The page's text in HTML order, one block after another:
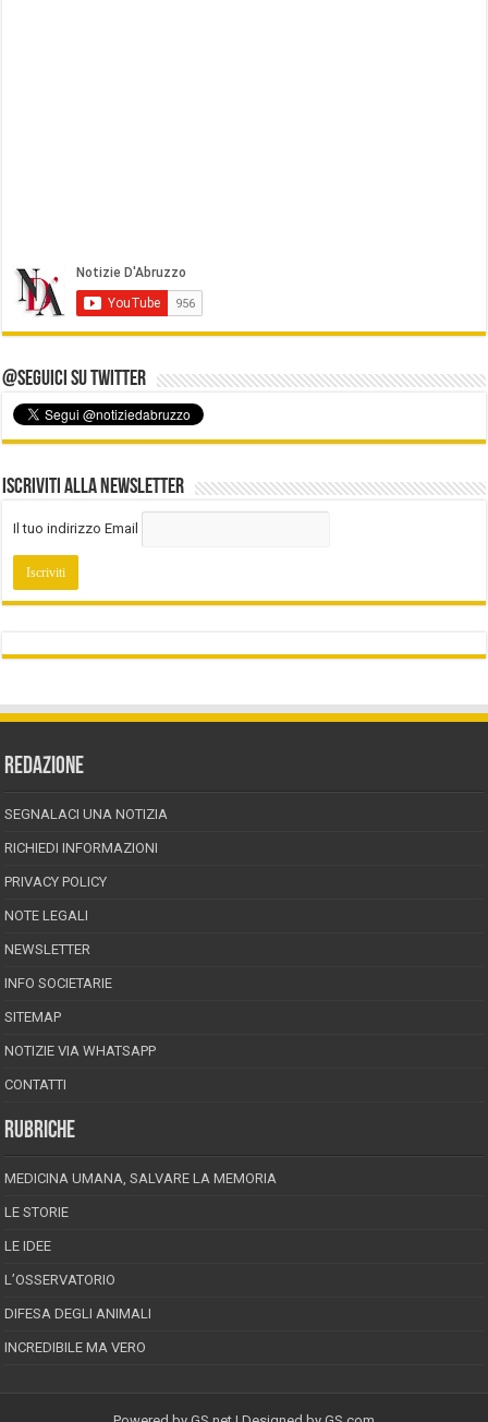
@Seguici su Twitter
Iscriviti alla Newsletter
Il tuo indirizzo Email
REDAZIONE
SEGNALACI UNA NOTIZIA
RICHIEDI INFORMAZIONI
PRIVACY POLICY
NOTE LEGALI
NEWSLETTER
INFO SOCIETARIE
SITEMAP
NOTIZIE VIA WHATSAPP
CONTATTI
RUBRICHE
MEDICINA UMANA, SALVARE LA MEMORIA
LE STORIE
LE IDEE
L’OSSERVATORIO
DIFESA DEGLI ANIMALI
INCREDIBILE MA VERO